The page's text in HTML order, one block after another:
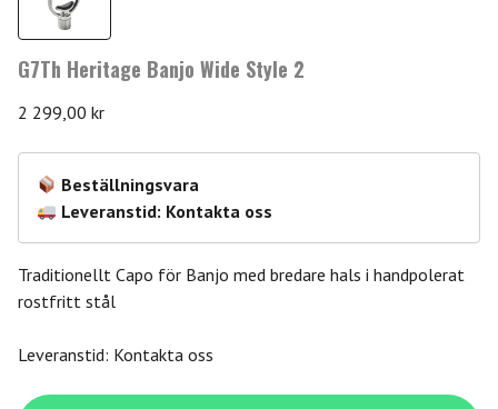
G7Th Heritage Banjo Wide Style 2
2 299,00 kr
Beställningsvara
Leveranstid: Kontakta oss
Traditionellt Capo för Banjo med bredare hals i handpolerat
rostfritt stål
Leveranstid: Kontakta oss